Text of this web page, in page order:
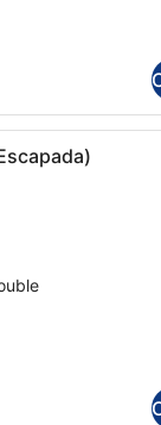
1 chambre,